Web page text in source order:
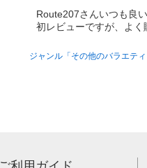
Route207さんいつも良
初レビューですが、よく
ジャンル「その他のバラエテ